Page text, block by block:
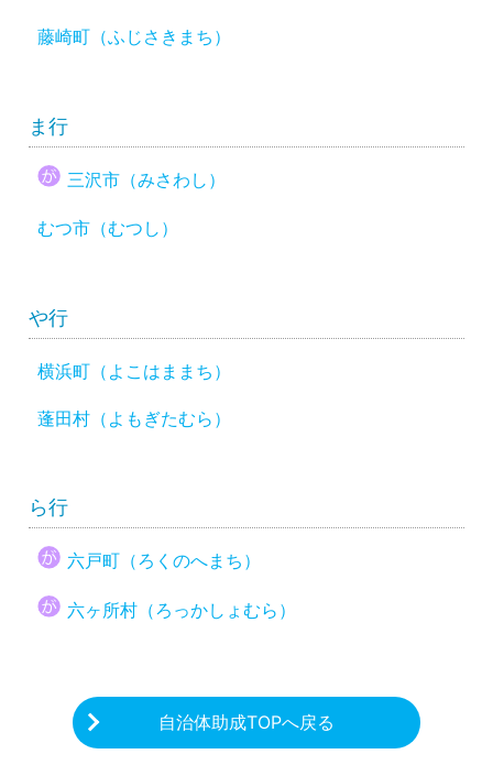
藤崎町（ふじさきまち）
ま行
三沢市（みさわし）
むつ市（むつし）
や行
横浜町（よこはままち）
蓬田村（よもぎたむら）
ら行
六戸町（ろくのへまち）
六ヶ所村（ろっかしょむら）
自治体助成TOPへ戻る